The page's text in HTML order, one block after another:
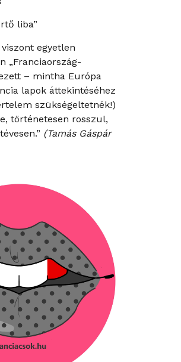
liba”
egyetlen
„Franciaország-
– mintha Európa
lapok áttekintéséhez
szükségeltetnék!)
történetesen rosszul,
(Tamás Gáspár